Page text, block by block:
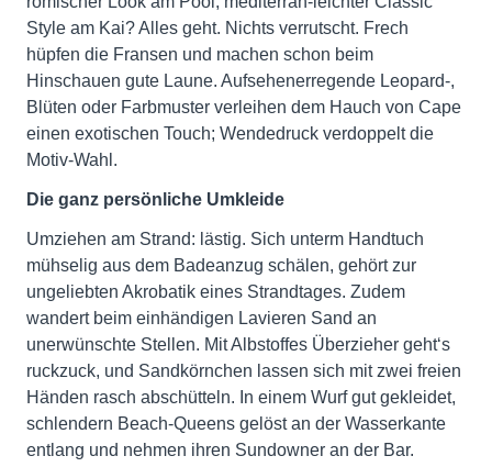
Style am Kai? Alles geht. Nichts verrutscht. Frech
hüpfen die Fransen und machen schon beim
Hinschauen gute Laune. Aufsehenerregende Leopard-,
Blüten oder Farbmuster verleihen dem Hauch von Cape
einen exotischen Touch; Wendedruck verdoppelt die
Motiv-Wahl.
Die ganz persönliche Umkleide
Umziehen am Strand: lästig. Sich unterm Handtuch
mühselig aus dem Badeanzug schälen, gehört zur
ungeliebten Akrobatik eines Strandtages. Zudem
wandert beim einhändigen Lavieren Sand an
unerwünschte Stellen. Mit Albstoffes Überzieher geht‘s
ruckzuck, und Sandkörnchen lassen sich mit zwei freien
Händen rasch abschütteln. In einem Wurf gut gekleidet,
schlendern Beach-Queens gelöst an der Wasserkante
entlang und nehmen ihren Sundowner an der Bar.